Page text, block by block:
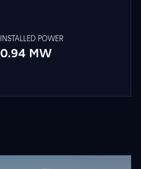
INSTALLED POWER
0.94 MW